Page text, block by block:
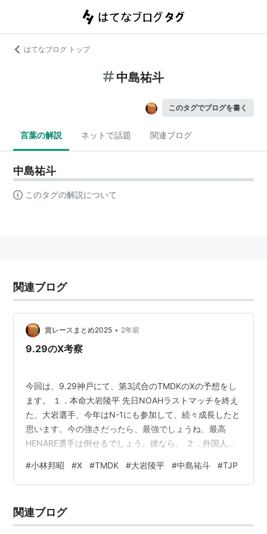
はてなブログ トップ
中島祐斗
このタグでブログを書く
言葉の解説 ネットで話題 関連ブログ
中島祐斗
このタグの解説について
関連ブログ
賞レースまとめ2025 • 2年前
9.29のX考察
今回は、9.29神戸にて、第3試合のTMDKのXの予想をし
ます。 １．本命大岩陵平 先日NOAHラストマッチを終え
た、大岩選手、今年はN-1にも参加して、続々成長したと
思います。今の強さだったら、最強でしょうね、最高
HENARE選手は倒せるでしょう。彼なら、 ２．外国人選
た。予想としては、トーアリオナや、今孤独状態のダガ
選手があるんじゃないかと思いました。 ３．大穴中島祐
の大会にて海外遠征を表明した、エル・ファンタズモ選
手との因縁もちょっとあるんじゃないか、と思い、同じ
#小林邦昭 #X #TMDK #大岩陵平 #中島祐斗 #TJP
関連ブログ